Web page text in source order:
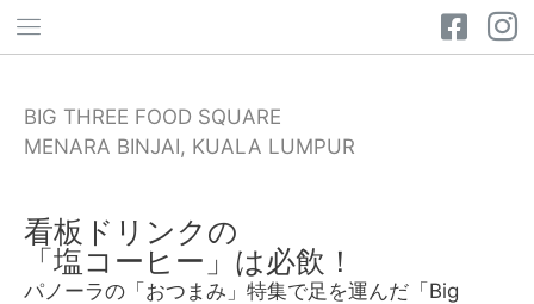
BIG THREE FOOD SQUARE
MENARA BINJAI, KUALA LUMPUR
看板ドリンクの
「塩コーヒー」は必飲！
パノーラの「おつまみ」特集で足を運んだ「Big